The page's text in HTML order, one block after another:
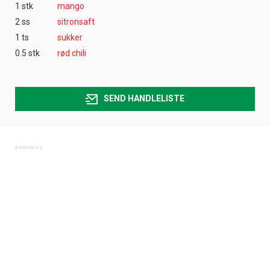
1 stk
mango
2 ss
sitronsaft
1 ts
sukker
0.5 stk
rød chili
SEND HANDLELISTE